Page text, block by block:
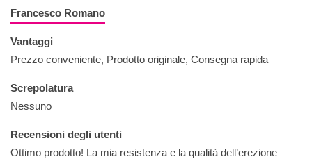
Francesco Romano
Vantaggi
Prezzo conveniente, Prodotto originale, Consegna rapida
Screpolatura
Nessuno
Recensioni degli utenti
Ottimo prodotto! La mia resistenza e la qualità dell’erezione